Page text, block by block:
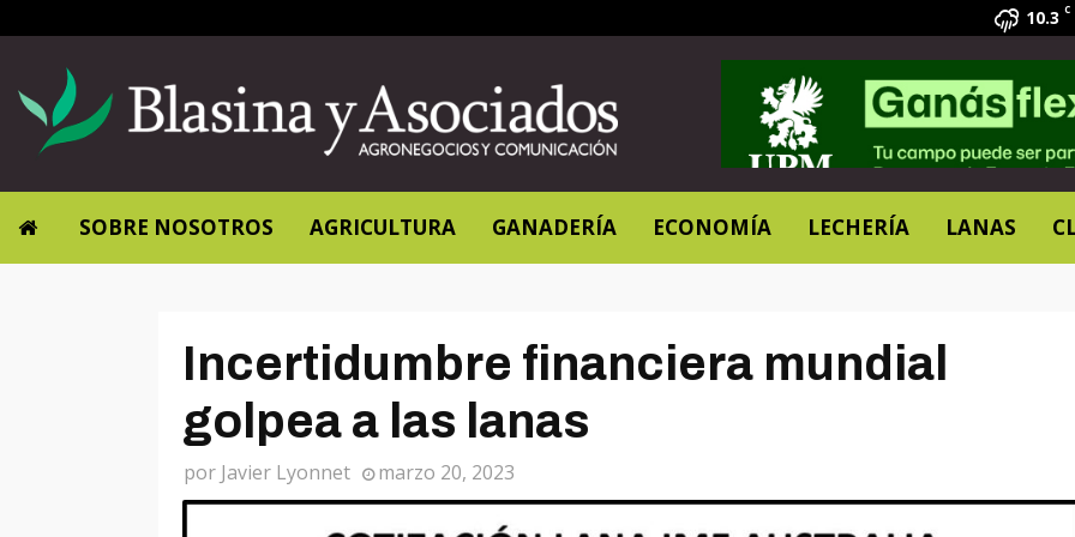
10.3 C
SOBRE NOSOTROS AGRICULTURA GANADERÍA ECONOMÍA LECHERÍA LANAS
Incertidumbre financiera mundial
golpea a las lanas
por Javier Lyonnet marzo 20, 2023